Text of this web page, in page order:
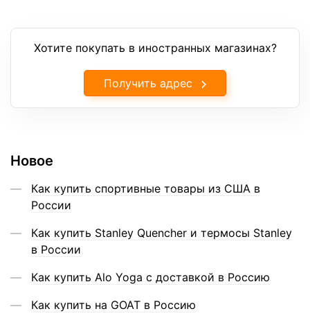
Хотите покупать в иностранных магазинах?
Получить адрес
Новое
Как купить спортивные товары из США в
России
Как купить Stanley Quencher и термосы Stanley
в России
Как купить Alo Yoga с доставкой в Россию
Как купить на GOAT в Россию